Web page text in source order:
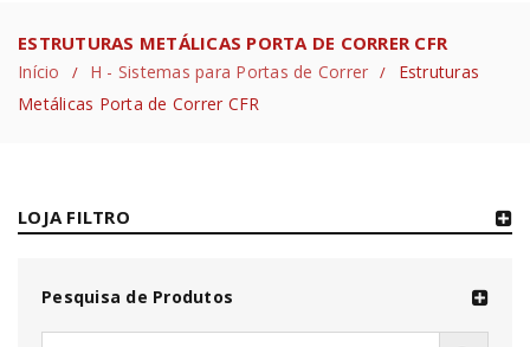
ESTRUTURAS METÁLICAS PORTA DE CORRER CFR
Início / H - Sistemas para Portas de Correr /
Estruturas
Metálicas Porta de Correr CFR
LOJA FILTRO
Pesquisa de Produtos